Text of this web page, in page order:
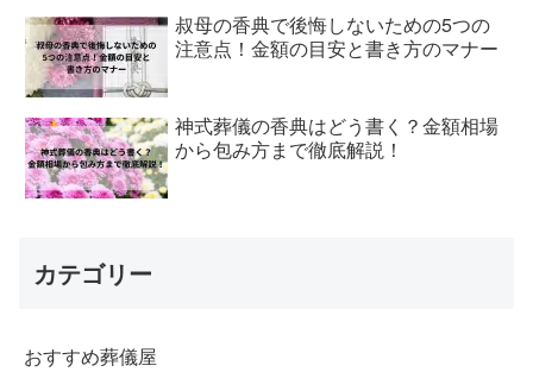
叔母の香典で後悔しないための5つの
注意点！金額の目安と書き方のマナー
神式葬儀の香典はどう書く？金額相場
から包み方まで徹底解説！
カテゴリー
おすすめ葬儀屋